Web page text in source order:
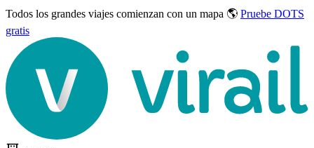
Todos los grandes viajes comienzan con un mapa 🌎 Pruebe DOTS
gratis